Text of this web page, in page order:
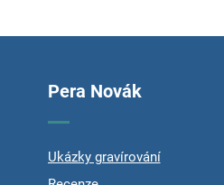
Pera Novák
Ukázky gravírování